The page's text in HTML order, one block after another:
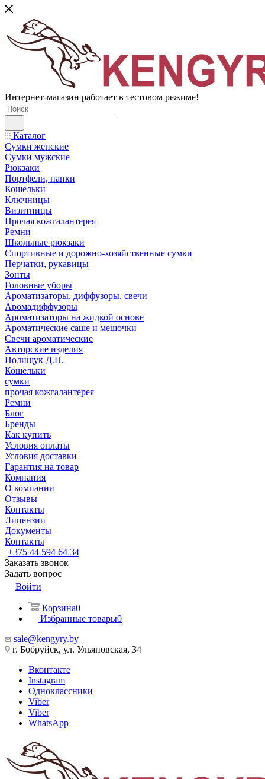
Интернет-магазин работает в тестовом режиме!
Каталог
Сумки женские
Сумки мужские
Рюкзаки
Портфели, папки
Кошельки
Ключницы
Визитницы
Прочая кожгалантерея
Ремни
Школьные рюкзаки
Спортивные и дорожно-хозяйственные сумки
Перчатки, рукавицы
Зонты
Головные уборы
Ароматизаторы, диффузоры, свечи
Аромадиффузоры
Ароматизаторы на жидкой основе
Ароматические саше и мешочки
Свечи ароматические
Авторские изделия
Полищук Д.П.
Кошельки
сумки
прочая кожгалантерея
Ремни
Блог
Бренды
Как купить
Условия оплаты
Условия доставки
Гарантия на товар
Компания
О компании
Отзывы
Контакты
Лицензии
Документы
Контакты
+375 44 594 64 34
Заказать звонок
Задать вопрос
Войти
Корзина0
Избранные товары0
sale@kengyry.by
г. Бобруйск, ул. Ульяновская, 34
Вконтакте
Instagram
Одноклассники
Viber
Viber
WhatsApp